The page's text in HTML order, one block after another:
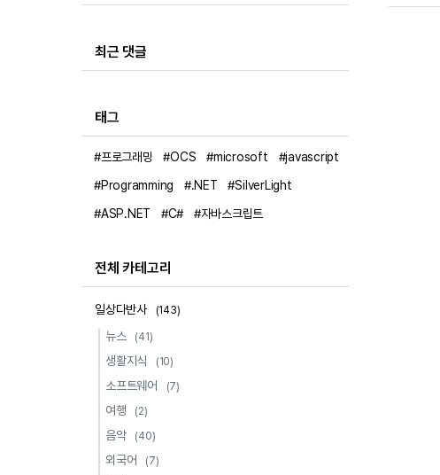
최근 댓글
태그
#프로그래밍 #OCS #microsoft
#javascript
#Programming
#.NET
#SilverLight
#ASP.NET
#C# #자바스크립트
전체 카테고리
일상다반사 (143)
뉴스 (41)
생활지식 (10)
소프트웨어 (7)
여행 (2)
음악 (40)
외국어 (7)